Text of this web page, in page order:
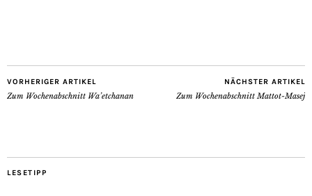
VORHERIGER ARTIKEL
Zum Wochenabschnitt Wa’etchanan
NÄCHSTER ARTIKEL
Zum Wochenabschnitt Mattot-Masej
LESETIPP